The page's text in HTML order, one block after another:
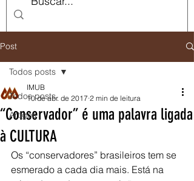
Post
Todos posts
Artigos
Todos posts
“Conservador” é uma palavra ligada
à CULTURA
IMUB
10 de abr. de 2017 2 min de leitura
Os “conservadores” brasileiros tem se
esmerado a cada dia mais. Está na